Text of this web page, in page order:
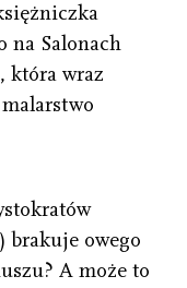
na Salonach
która wraz
brakuje owego
A może to